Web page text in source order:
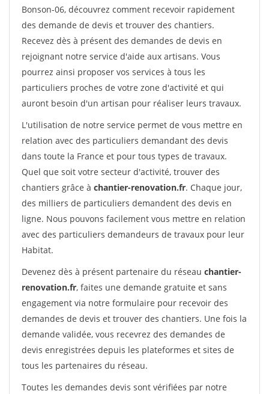
Bonson-06, découvrez comment recevoir rapidement
des demande de devis et trouver des chantiers.
Recevez dès à présent des demandes de devis en
rejoignant notre service d'aide aux artisans. Vous
pourrez ainsi proposer vos services à tous les
particuliers proches de votre zone d'activité et qui
auront besoin d'un artisan pour réaliser leurs travaux.
L'utilisation de notre service permet de vous mettre en
relation avec des particuliers demandant des devis
dans toute la France et pour tous types de travaux.
Quel que soit votre secteur d'activité, trouver des
chantiers grâce à chantier-renovation.fr. Chaque jour,
des milliers de particuliers demandent des devis en
ligne. Nous pouvons facilement vous mettre en relation
avec des particuliers demandeurs de travaux pour leur
Habitat.
Devenez dès à présent partenaire du réseau chantier-
renovation.fr, faites une demande gratuite et sans
engagement via notre formulaire pour recevoir des
demandes de devis et trouver des chantiers. Une fois la
demande validée, vous recevrez des demandes de
devis enregistrées depuis les plateformes et sites de
tous les partenaires du réseau.
Toutes les demandes devis sont vérifiées par notre